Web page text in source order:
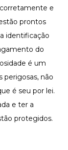
e
prontos
identificação
do
é um
perigosas, não
é seu por lei.
e ter a
protegidos.